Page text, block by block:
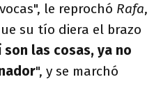
le reprochó Rafa,
su tío diera el brazo
son las cosas, ya no
", y se marchó